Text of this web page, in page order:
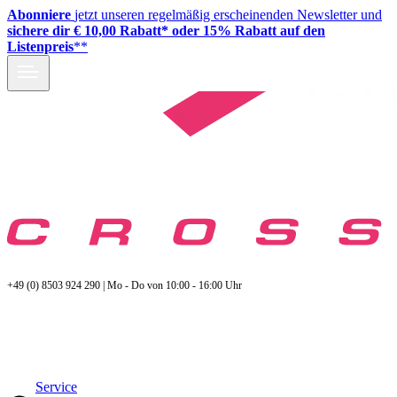
Abonniere jetzt unseren regelmäßig erscheinenden Newsletter und
sichere dir € 10,00 Rabatt* oder 15% Rabatt auf den
Listenpreis**
+49 (0) 8503 924 290 | Mo - Do von 10:00 - 16:00 Uhr
Service